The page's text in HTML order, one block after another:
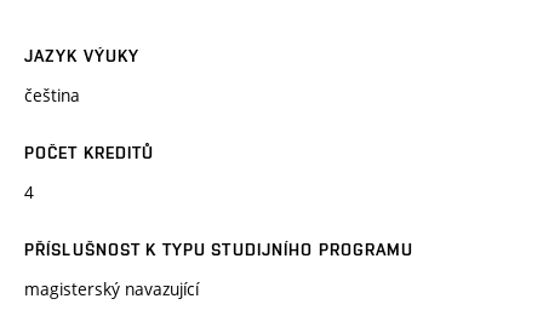
JAZYK VÝUKY
čeština
POČET KREDITŮ
4
PŘÍSLUŠNOST K TYPU STUDIJNÍHO PROGRAMU
magisterský navazující